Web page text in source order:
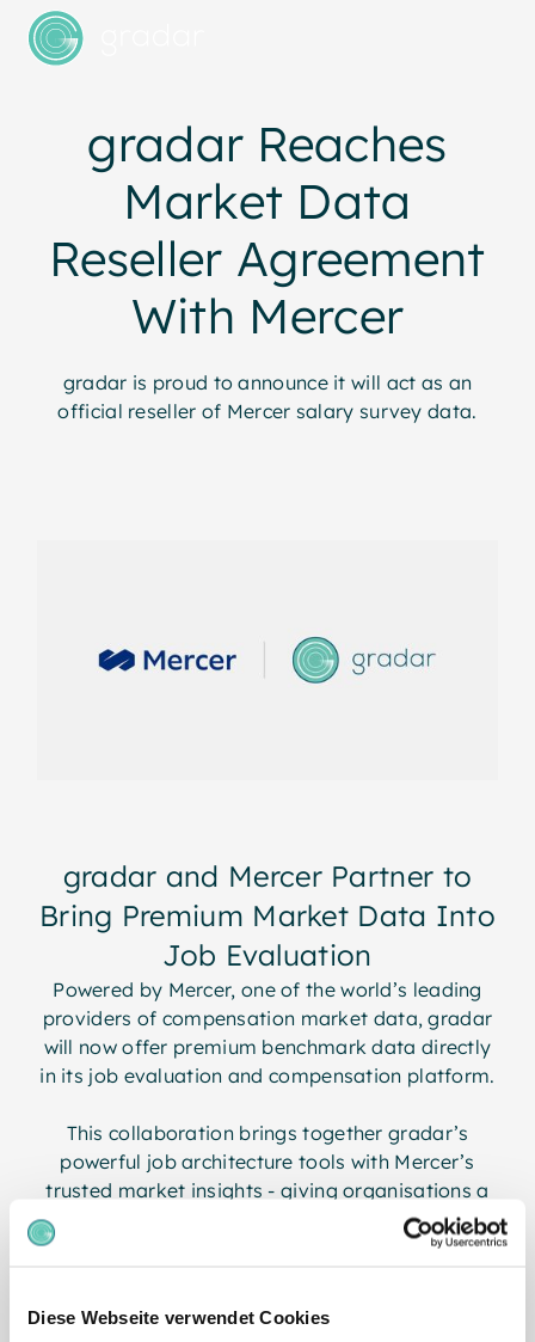
Diese Webseite verwendet Cookies
gradar Reaches
Market Data
Reseller Agreement
With Mercer
gradar is proud to announce it will act as an
official reseller of Mercer salary survey data.
gradar and Mercer Partner to
Bring Premium Market Data Into
Job Evaluation
Powered by Mercer, one of the world’s leading
providers of compensation market data, gradar
will now offer premium benchmark data directly
in its job evaluation and compensation platform.
This collaboration brings together gradar’s
powerful job architecture tools with Mercer’s
trusted market insights - giving organisations a
fast, simple and cost-effective way to build fair
pay structures that support compliance with